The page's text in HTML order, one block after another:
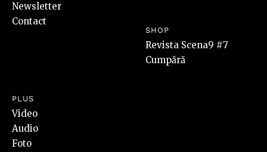
Newsletter
Contact
SHOP
Revista Scena9 #7
Cumpără
PLUS
Video
Audio
Foto